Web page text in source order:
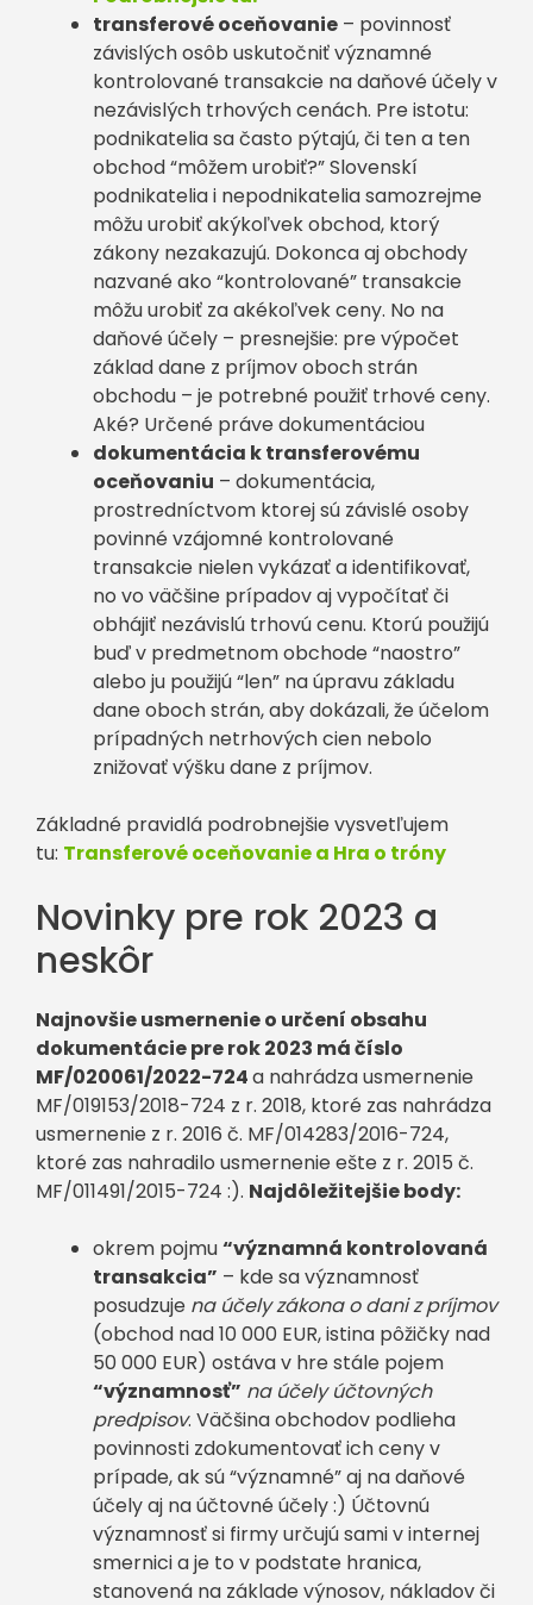
transferové oceňovanie – povinnosť
závislých osôb uskutočniť významné
kontrolované transakcie na daňové účely v
nezávislých trhových cenách. Pre istotu:
podnikatelia sa často pýtajú, či ten a ten
obchod “môžem urobiť?” Slovenskí
podnikatelia i nepodnikatelia samozrejme
môžu urobiť akýkoľvek obchod, ktorý
zákony nezakazujú. Dokonca aj obchody
nazvané ako “kontrolované” transakcie
môžu urobiť za akékoľvek ceny. No na
daňové účely – presnejšie: pre výpočet
základ dane z príjmov oboch strán
obchodu – je potrebné použiť trhové ceny.
Aké? Určené práve dokumentáciou
dokumentácia k transferovému
oceňovaniu – dokumentácia,
prostredníctvom ktorej sú závislé osoby
povinné vzájomné kontrolované
transakcie nielen vykázať a identifikovať,
no vo väčšine prípadov aj vypočítať či
obhájiť nezávislú trhovú cenu. Ktorú použijú
buď v predmetnom obchode “naostro”
alebo ju použijú “len” na úpravu základu
dane oboch strán, aby dokázali, že účelom
prípadných netrhových cien nebolo
znižovať výšku dane z príjmov.
Základné pravidlá podrobnejšie vysvetľujem
tu: Transferové oceňovanie a Hra o tróny
Novinky pre rok 2023 a
neskôr
Najnovšie usmernenie o určení obsahu
dokumentácie pre rok 2023 má číslo
MF/020061/2022-724a nahrádza usmernenie
MF/019153/2018-724 z r. 2018, ktoré zas nahrádza
usmernenie z r. 2016 č. MF/014283/2016-724,
ktoré zas nahradilo usmernenie ešte z r. 2015 č.
MF/011491/2015-724 :). Najdôležitejšie body:
okrem pojmu“významná kontrolovaná
transakcia” – kde sa významnosť
posudzuje na účely zákona o dani z príjmov
(obchod nad 10 000 EUR, istina pôžičky nad
50 000 EUR) ostáva v hre stále pojem
“významnosť” na účely účtovných
predpisov. Väčšina obchodov podlieha
povinnosti zdokumentovať ich ceny v
prípade, ak sú “významné” aj na daňové
účely aj na účtovné účely :) Účtovnú
významnosť si firmy určujú sami v internej
smernici a je to v podstate hranica,
stanovená na základe výnosov, nákladov či